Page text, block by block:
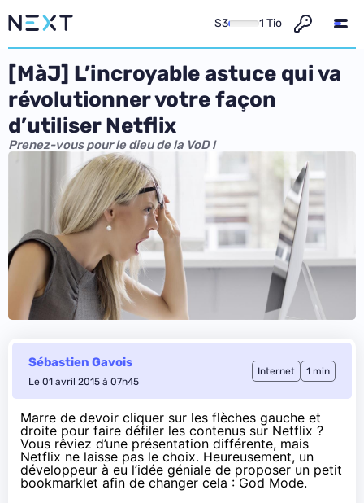
S3 1 Tio
[MàJ] L’incroyable astuce qui va
révolutionner votre façon
d’utiliser Netflix
Prenez-vous pour le dieu de la VoD !
Sébastien Gavois
Le 01 avril 2015 à 07h45
Internet 1 min
Marre de devoir cliquer sur les flèches gauche et
droite pour faire défiler les contenus sur Netflix ?
Vous rêviez d’une présentation différente, mais
Netflix ne laisse pas le choix. Heureusement, un
développeur à eu l’idée géniale de proposer un petit
bookmarklet afin de changer cela :God Mode.